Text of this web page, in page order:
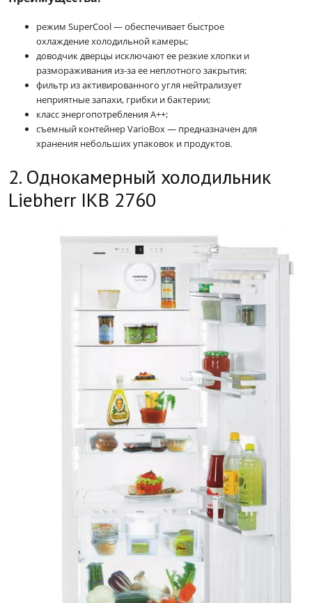
режим SuperCool — обеспечивает быстрое
охлаждение холодильной камеры;
доводчик дверцы исключают ее резкие хлопки и
размораживания из-за ее неплотного закрытия;
фильтр из активированного угля нейтрализует
неприятные запахи, грибки и бактерии;
класс энергопотребления А++;
съемный контейнер VarioBox — предназначен для
хранения небольших упаковок и продуктов.
2. Однокамерный холодильник
Liebherr IKB 2760